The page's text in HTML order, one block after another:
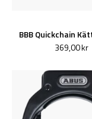
369,00 kr